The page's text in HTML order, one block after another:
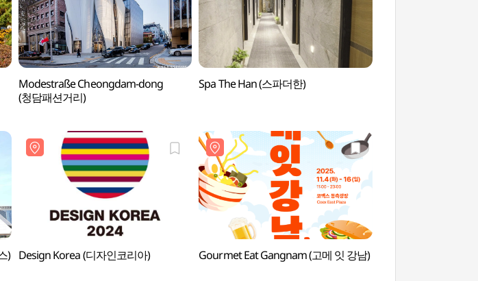
Modestraße Cheongdam-dong
(청담패션거리)
Spa The Han (스파더한)
) Design Korea (디자인코리아) Gourmet Eat Gangnam (고메 잇 강남)